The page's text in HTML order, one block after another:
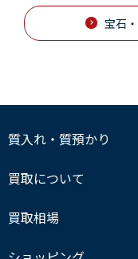
宝石
質入れ・質預かり
買取について
買取相場